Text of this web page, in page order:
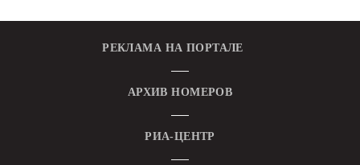
РЕКЛАМА НА ПОРТАЛЕ
АРХИВ НОМЕРОВ
РИА-ЦЕНТР